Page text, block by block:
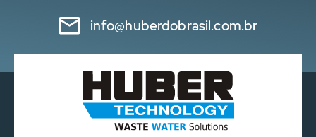
info@huberdobrasil.com.br